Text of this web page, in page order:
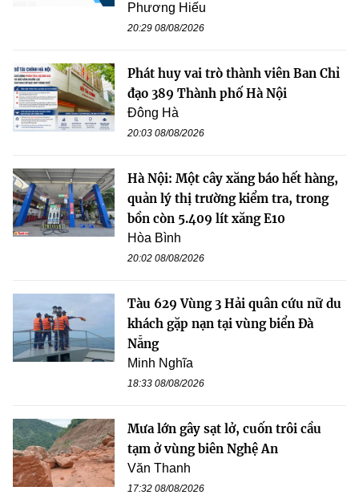
Phương Hiếu
20:29 08/08/2026
Phát huy vai trò thành viên Ban Chỉ
đạo 389 Thành phố Hà Nội
Đông Hà
20:03 08/08/2026
Hà Nội: Một cây xăng báo hết hàng,
quản lý thị trường kiểm tra, trong
bồn còn 5.409 lít xăng E10
Hòa Bình
20:02 08/08/2026
Tàu 629 Vùng 3 Hải quân cứu nữ du
khách gặp nạn tại vùng biển Đà
Nẵng
Minh Nghĩa
18:33 08/08/2026
Mưa lớn gây sạt lở, cuốn trôi cầu
tạm ở vùng biên Nghệ An
Văn Thanh
17:32 08/08/2026